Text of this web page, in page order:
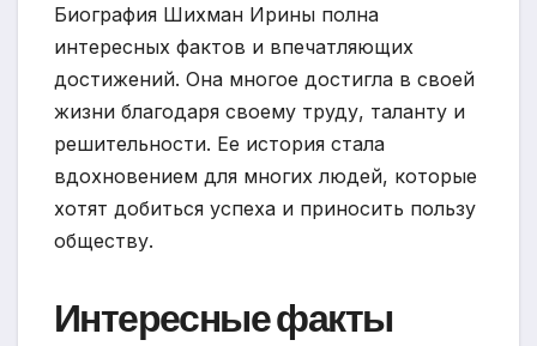
Биография Шихман Ирины полна
интересных фактов и впечатляющих
достижений. Она многое достигла в своей
жизни благодаря своему труду, таланту и
решительности. Ее история стала
вдохновением для многих людей, которые
хотят добиться успеха и приносить пользу
обществу.
Интересные факты